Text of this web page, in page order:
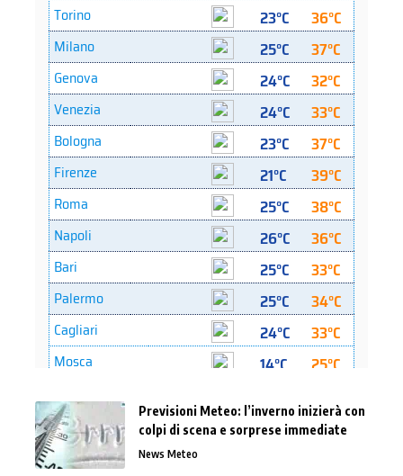
Previsioni Meteo: l’inverno inizierà con
colpi di scena e sorprese immediate
News Meteo